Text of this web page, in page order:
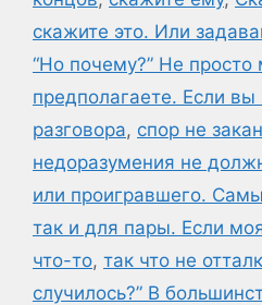
скажите это. Или
“Но почему?” Не просто
предполагаете. Если вы
разговора, спор не
недоразумения не
или проигравшего.
так и для пары. Если
что-то, так что не
случилось?” В